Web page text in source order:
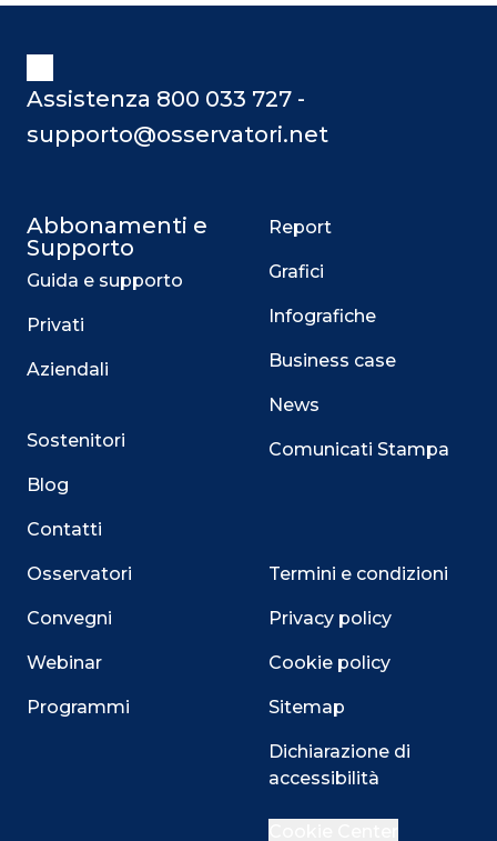
Assistenza 800 033 727 -
supporto@osservatori.net
Abbonamenti e
Supporto
Guida e supporto
Privati
Aziendali
Sostenitori
Blog
Contatti
Osservatori
Convegni
Webinar
Programmi
Report
Grafici
Infografiche
Business case
News
Comunicati Stampa
Termini e condizioni
Privacy policy
Cookie policy
Sitemap
Dichiarazione di
accessibilità